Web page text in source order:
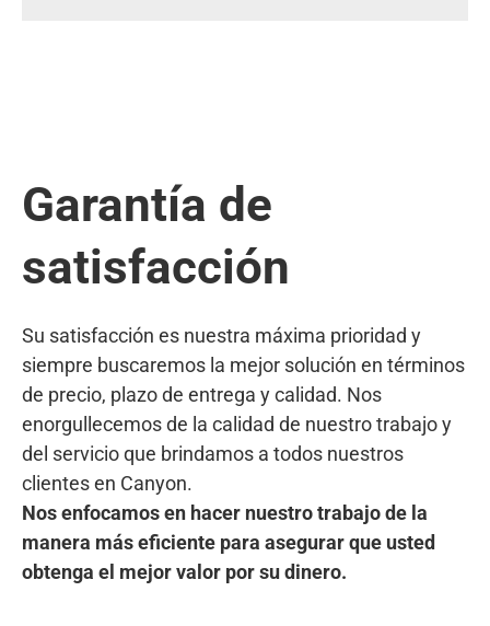
Garantía de
satisfacción
Su satisfacción es nuestra máxima prioridad y
siempre buscaremos la mejor solución en términos
de precio, plazo de entrega y calidad. Nos
enorgullecemos de la calidad de nuestro trabajo y
del servicio que brindamos a todos nuestros
clientes en Canyon.
Nos enfocamos en hacer nuestro trabajo de la
manera más eficiente para asegurar que usted
obtenga el mejor valor por su dinero.